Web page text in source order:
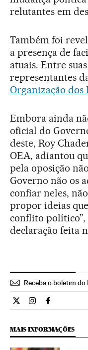
relutantes em
Também foi
a presença de
atuais. Entre
representantes
Organização dos
Embora ainda
oficial do
deste, Roy
OEA, adiantou
pela oposição
Governo não os
confiar neles,
propor ideias
conflito
declaração feita
Receba o boletim do
Internacional El País
Internacional El
MAIS INFORMAÇÕES